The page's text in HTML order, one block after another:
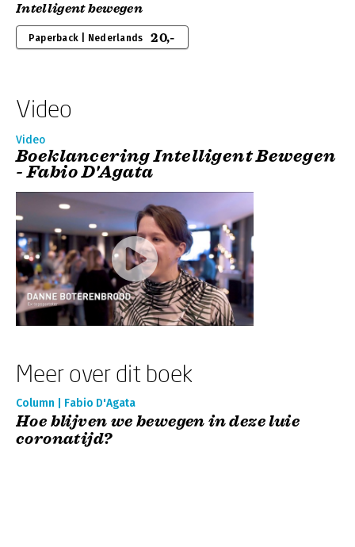
Intelligent bewegen
Paperback | Nederlands 20,-
Video
Video
Boeklancering Intelligent Bewegen
- Fabio D'Agata
Meer over dit boek
Column | Fabio D'Agata
Hoe blijven we bewegen in deze luie
coronatijd?